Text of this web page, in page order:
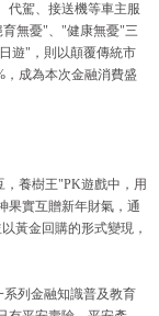
代駕、接送機等車主服
無憂"、"健康無憂"三
遊"，則以顛覆傳統市
成為本次金融消費盛
養樹王"PK遊戲中，用
果實互贈新年財氣，通
黃金回購的形式變現，
列金融知識普及教育